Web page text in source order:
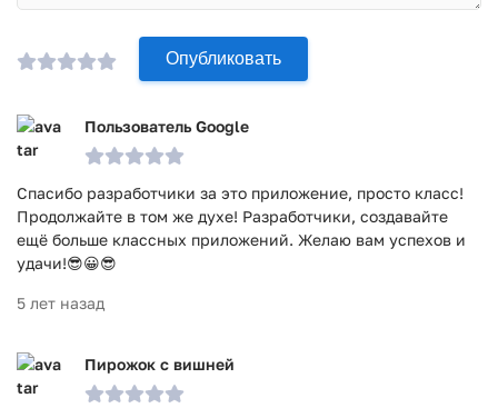
Опубликовать
Пользователь Google
Спасибо разработчики за это приложение, просто класс!
Продолжайте в том же духе! Разработчики, создавайте
ещё больше классных приложений. Желаю вам успехов и
удачи!😎😀😎
5 лет назад
Пирожок с вишней